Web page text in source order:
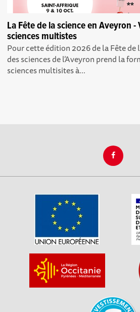
La Fête de la science en Aveyron -
sciences multistes
Pour cette édition 2026 de la Fête de
des sciences de l’Aveyron prend la
sciences multisites à...